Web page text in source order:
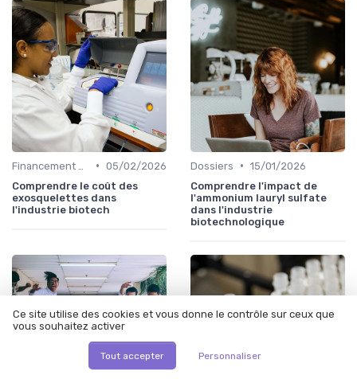
• 05/02/2026
Comprendre le coût des
exosquelettes dans
l'industrie biotech
Dossiers • 15/01/2026
Comprendre l'impact de
l'ammonium lauryl sulfate
dans l'industrie
biotechnologique
Ce site utilise des cookies et vous donne le contrôle sur ceux que
vous souhaitez activer
Tout accepter Personnaliser